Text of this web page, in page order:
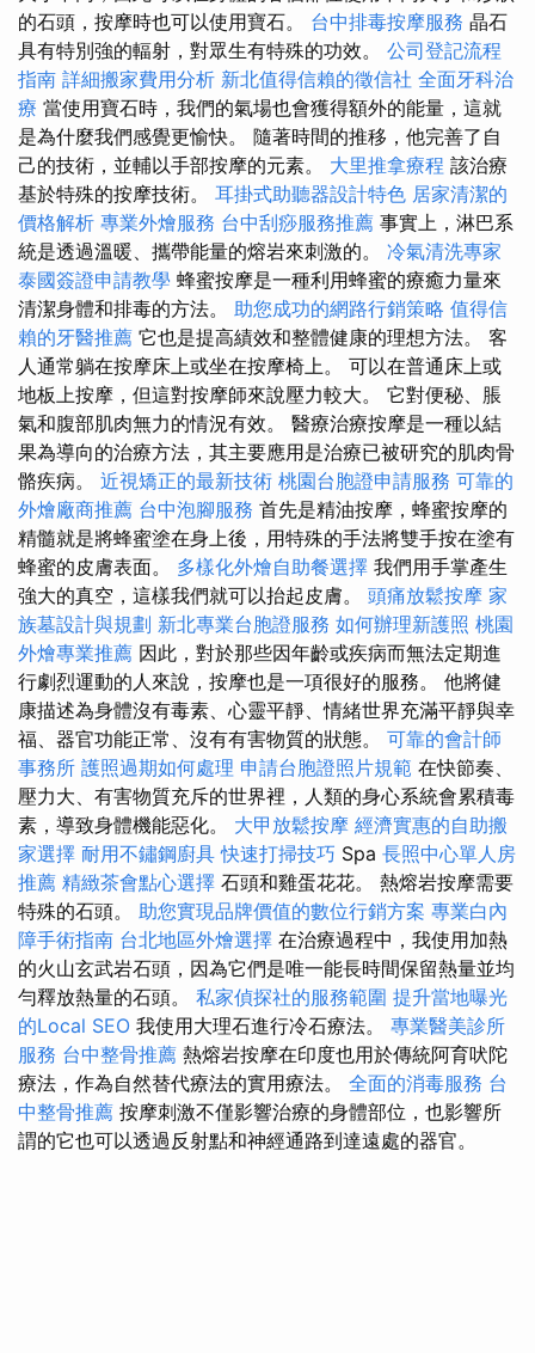
的石頭，按摩時也可以使用寶石。 台中排毒按摩服務 晶石
具有特別強的輻射，對眾生有特殊的功效。 公司登記流程
指南 詳細搬家費用分析 新北值得信賴的徵信社 全面牙科治
療 當使用寶石時，我們的氣場也會獲得額外的能量，這就
是為什麼我們感覺更愉快。 隨著時間的推移，他完善了自
己的技術，並輔以手部按摩的元素。 大里推拿療程 該治療
基於特殊的按摩技術。 耳掛式助聽器設計特色 居家清潔的
價格解析 專業外燴服務 台中刮痧服務推薦 事實上，淋巴系
統是透過溫暖、攜帶能量的熔岩來刺激的。 冷氣清洗專家
泰國簽證申請教學 蜂蜜按摩是一種利用蜂蜜的療癒力量來
清潔身體和排毒的方法。 助您成功的網路行銷策略 值得信
賴的牙醫推薦 它也是提高績效和整體健康的理想方法。 客
人通常躺在按摩床上或坐在按摩椅上。 可以在普通床上或
地板上按摩，但這對按摩師來說壓力較大。 它對便秘、脹
氣和腹部肌肉無力的情況有效。 醫療治療按摩是一種以結
果為導向的治療方法，其主要應用是治療已被研究的肌肉骨
骼疾病。 近視矯正的最新技術 桃園台胞證申請服務 可靠的
外燴廠商推薦 台中泡腳服務 首先是精油按摩，蜂蜜按摩的
精髓就是將蜂蜜塗在身上後，用特殊的手法將雙手按在塗有
蜂蜜的皮膚表面。 多樣化外燴自助餐選擇 我們用手掌產生
強大的真空，這樣我們就可以抬起皮膚。 頭痛放鬆按摩 家
族墓設計與規劃 新北專業台胞證服務 如何辦理新護照 桃園
外燴專業推薦 因此，對於那些因年齡或疾病而無法定期進
行劇烈運動的人來說，按摩也是一項很好的服務。 他將健
康描述為身體沒有毒素、心靈平靜、情緒世界充滿平靜與幸
福、器官功能正常、沒有有害物質的狀態。 可靠的會計師
事務所 護照過期如何處理 申請台胞證照片規範 在快節奏、
壓力大、有害物質充斥的世界裡，人類的身心系統會累積毒
素，導致身體機能惡化。 大甲放鬆按摩 經濟實惠的自助搬
家選擇 耐用不鏽鋼廚具 快速打掃技巧 Spa 長照中心單人房
推薦 精緻茶會點心選擇 石頭和雞蛋花花。 熱熔岩按摩需要
特殊的石頭。 助您實現品牌價值的數位行銷方案 專業白內
障手術指南 台北地區外燴選擇 在治療過程中，我使用加熱
的火山玄武岩石頭，因為它們是唯一能長時間保留熱量並均
勻釋放熱量的石頭。 私家偵探社的服務範圍 提升當地曝光
的Local SEO 我使用大理石進行冷石療法。 專業醫美診所
服務 台中整骨推薦 熱熔岩按摩在印度也用於傳統阿育吠陀
療法，作為自然替代療法的實用療法。 全面的消毒服務 台
中整骨推薦 按摩刺激不僅影響治療的身體部位，也影響所
謂的它也可以透過反射點和神經通路到達遠處的器官。